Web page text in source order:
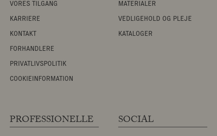
VORES TILGANG
KARRIERE
KONTAKT
FORHANDLERE
PRIVATLIVSPOLITIK
COOKIEINFORMATION
MATERIALER
VEDLIGEHOLD OG PLEJE
KATALOGER
PROFESSIONELLE SOCIAL